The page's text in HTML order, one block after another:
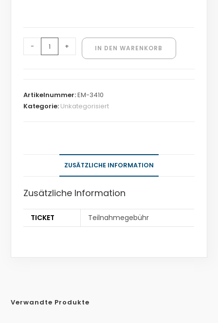
- + IN DEN WARENKORB
Artikelnummer:EM-3410
Kategorie: Unkategorisiert
ZUSÄTZLICHE INFORMATION
Zusätzliche Information
TICKET Teilnahmegebühr
Verwandte Produkte